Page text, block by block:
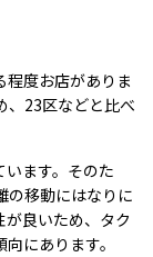
程度お店がありま
、23区などと比べ
います。そのた
の移動にはなりに
が良いため、タク
にあります。